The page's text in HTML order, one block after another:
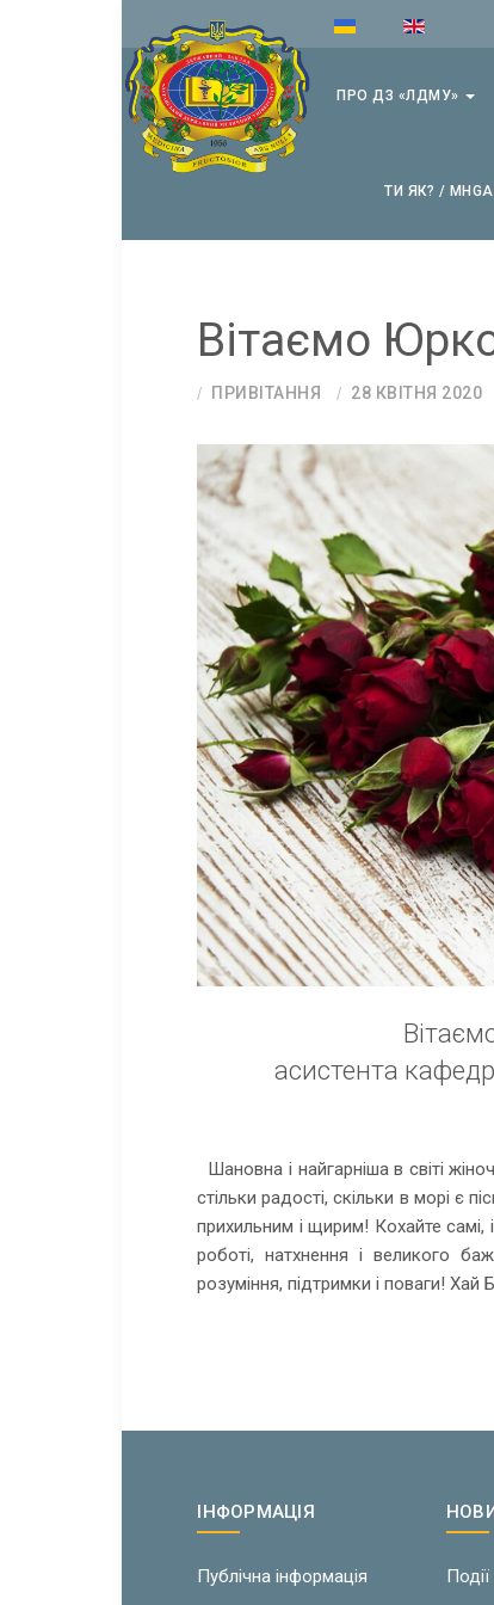
ПРО ДЗ «ЛДМУ»
ТИ ЯК? /
Вітаємо
ПРИВІТАННЯ 28 КВІТНЯ 2020
асистента
Шановна і найгарніша в світі
стільки радості, скільки в морі є
прихильним і щирим! Кохайте самі,
роботі, натхнення і великого
розуміння, підтримки і поваги!
ІНФОРМАЦІЯ
Публічна інформація